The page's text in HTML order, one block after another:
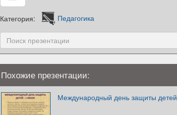
Категория: Педагогика
Похожие презентации:
Международный день защиты детей